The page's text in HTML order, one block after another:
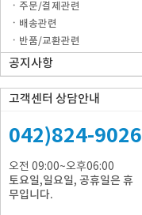
ㆍ주문/결제관련
ㆍ배송관련
ㆍ반품/교환관련
공지사항
고객센터 상담안내
042)824-9026
오전 09:00~오후06:00
토요일,일요일, 공휴일은 휴
무입니다.